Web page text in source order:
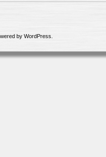
by WordPress